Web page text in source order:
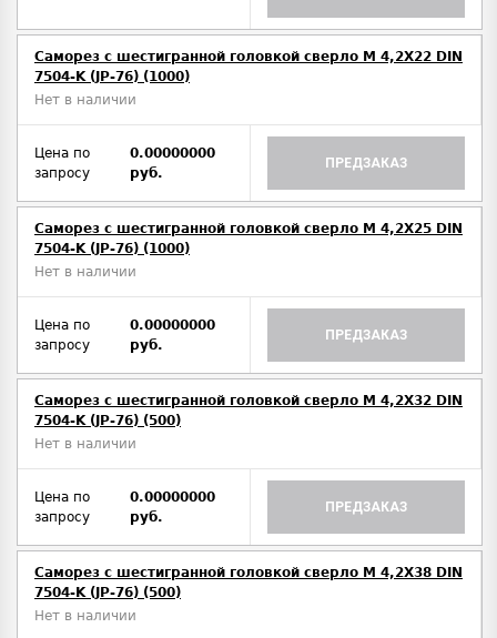
Саморез с шестигранной головкой сверло М 4,2Х22 DIN
7504-K (JP-76) (1000)
Нет в наличии
Цена по
запросу
0.00000000
руб.
ПРЕДЗАКАЗ
Саморез с шестигранной головкой сверло М 4,2Х25 DIN
7504-K (JP-76) (1000)
Нет в наличии
Цена по
запросу
0.00000000
руб.
ПРЕДЗАКАЗ
Саморез с шестигранной головкой сверло М 4,2Х32 DIN
7504-K (JP-76) (500)
Нет в наличии
Цена по
запросу
0.00000000
руб.
ПРЕДЗАКАЗ
Саморез с шестигранной головкой сверло М 4,2Х38 DIN
7504-K (JP-76) (500)
Нет в наличии